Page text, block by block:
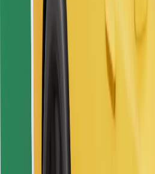
Pronađi svoje najdraže jelo!
Preuzmi aplikaciju